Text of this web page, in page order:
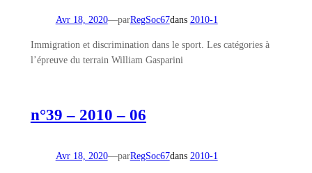
Avr 18, 2020—parRegSoc67dans 2010-1
Immigration et discrimination dans le sport. Les catégories à
l’épreuve du terrain William Gasparini
n°39 – 2010 – 06
Avr 18, 2020—parRegSoc67dans 2010-1